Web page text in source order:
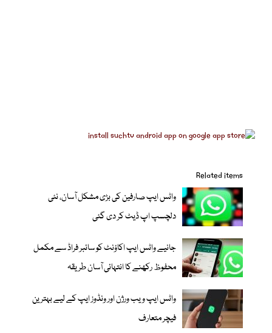
Related items
واٹس ایپ صارفین کی بڑی مشکل آسان، نئی
دلچسپ اپ ڈیٹ کر دی گئی
جانیے واٹس ایپ اکاؤنٹ کو سائبر فراڈ سے مکمل
محفوظ رکھنے کا انتہائی آسان طریقہ
واٹس ایپ ویب ورژن اور ونڈوز ایپ کے لیے بہترین
فیچر متعارف